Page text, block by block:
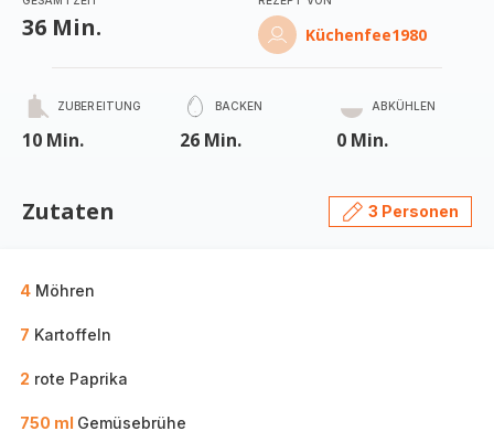
36 Min. Küchenfee1980
ZUBEREITUNG
10 Min.
BACKEN
26 Min.
ABKÜHLEN
0 Min.
Zutaten 3 Personen
4 Möhren
7 Kartoffeln
2 rote Paprika
750 ml Gemüsebrühe